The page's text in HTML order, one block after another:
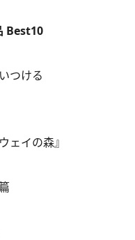
Best10
つける
ェイの森』